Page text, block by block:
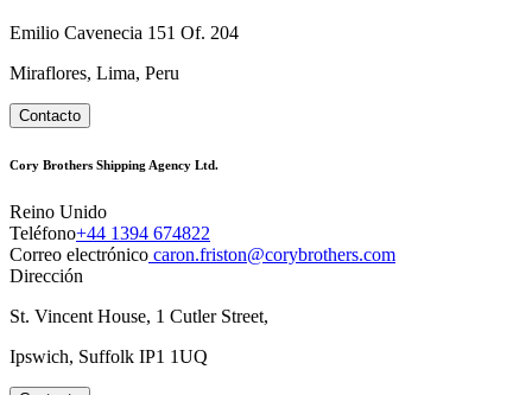
Emilio Cavenecia 151 Of. 204
Miraflores, Lima, Peru
Contacto
Cory Brothers Shipping Agency Ltd.
Reino Unido
Teléfono+44 1394 674822
Correo electrónico caron.friston@corybrothers.com
Dirección
St. Vincent House, 1 Cutler Street,
Ipswich, Suffolk IP1 1UQ